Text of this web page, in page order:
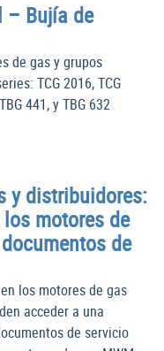
– Bujía de
de gas y grupos
TCG 2016, TCG
441, y TBG 632
y distribuidores:
motores de
de
los motores de gas
acceder a una
de servicio